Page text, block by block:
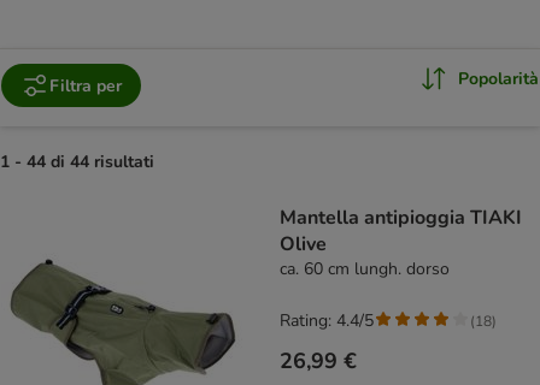
Filtra per Popolarità
1 - 44 di 44 risultati
Mantella antipioggia TIAKI
Olive
ca. 60 cm lungh. dorso
26,99 €
Rating: 4.4/5 (18)